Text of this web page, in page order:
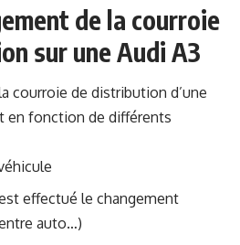
de la courroie
sur une Audi A3
courroie de distribution d’une
en fonction de différents
effectué le changement
auto…)